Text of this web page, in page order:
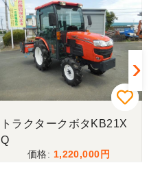
トラクタークボタKB21X
Q
1,220,000